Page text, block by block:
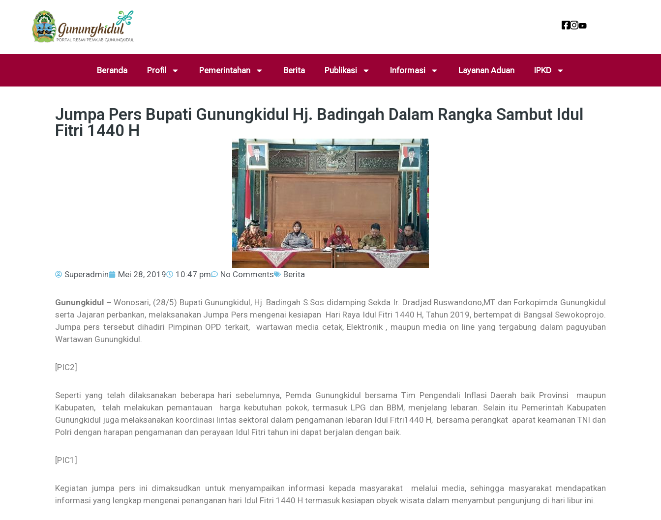
Beranda Profil Pemerintahan Berita Publikasi Informasi Layanan Aduan IPKD
Jumpa Pers Bupati Gunungkidul Hj. Badingah Dalam Rangka Sambut Idul
Fitri 1440 H
Superadmin Mei 28, 2019 10:47 pm No Comments Berita
Gunungkidul – Wonosari, (28/5) Bupati Gunungkidul, Hj. Badingah S.Sos didamping Sekda Ir. Dradjad Ruswandono,MT dan Forkopimda Gunungkidul
serta Jajaran perbankan, melaksanakan Jumpa Pers mengenai kesiapan Hari Raya Idul Fitri 1440 H, Tahun 2019, bertempat di Bangsal Sewokoprojo.
Jumpa pers tersebut dihadiri Pimpinan OPD terkait, wartawan media cetak, Elektronik , maupun media on line yang tergabung dalam paguyuban
Wartawan Gunungkidul.
[PIC2]
Seperti yang telah dilaksanakan beberapa hari sebelumnya, Pemda Gunungkidul bersama Tim Pengendali Inflasi Daerah baik Provinsi maupun
Kabupaten, telah melakukan pemantauan harga kebutuhan pokok, termasuk LPG dan BBM, menjelang lebaran. Selain itu Pemerintah Kabupaten
Gunungkidul juga melaksanakan koordinasi lintas sektoral dalam pengamanan lebaran Idul Fitri1440 H, bersama perangkat aparat keamanan TNI dan
Polri dengan harapan pengamanan dan perayaan Idul Fitri tahun ini dapat berjalan dengan baik.
[PIC1]
Kegiatan jumpa pers ini dimaksudkan untuk menyampaikan informasi kepada masyarakat melalui media, sehingga masyarakat mendapatkan
informasi yang lengkap mengenai penanganan hari Idul Fitri 1440 H termasuk kesiapan obyek wisata dalam menyambut pengunjung di hari libur ini.